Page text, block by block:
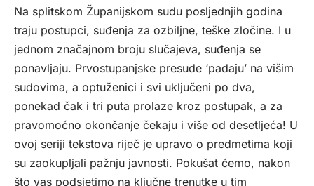
Na splitskom Županijskom sudu posljednjih godina
traju postupci, suđenja za ozbiljne, teške zločine. I u
jednom značajnom broju slučajeva, suđenja se
ponavljaju. Prvostupanjske presude ‘padaju’ na višim
sudovima, a optuženici i svi uključeni po dva,
ponekad čak i tri puta prolaze kroz postupak, a za
pravomoćno okončanje čekaju i više od desetljeća! U
ovoj seriji tekstova riječ je upravo o predmetima koji
su zaokupljali pažnju javnosti. Pokušat ćemo, nakon
što vas podsjetimo na ključne trenutke u tim